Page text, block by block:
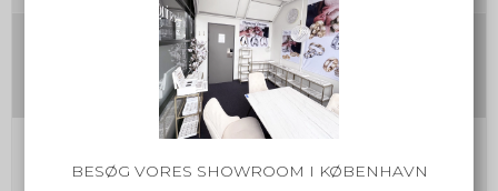
BESØG VORES SHOWROOM I KØBENHAVN